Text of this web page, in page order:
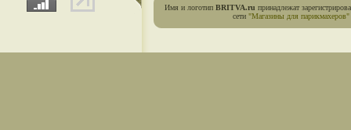
Имя и логотип BRITVA.ru принадлежат
сети "Магазины для парикмахеров"